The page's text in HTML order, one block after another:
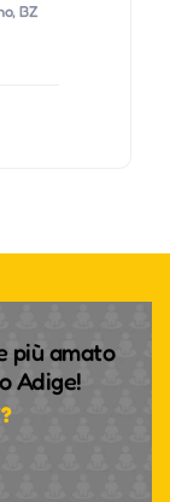
BZ
più amato
Adige!